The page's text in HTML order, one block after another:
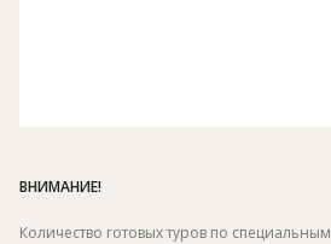
ВНИМАНИЕ!
Количество готовых туров по специальным